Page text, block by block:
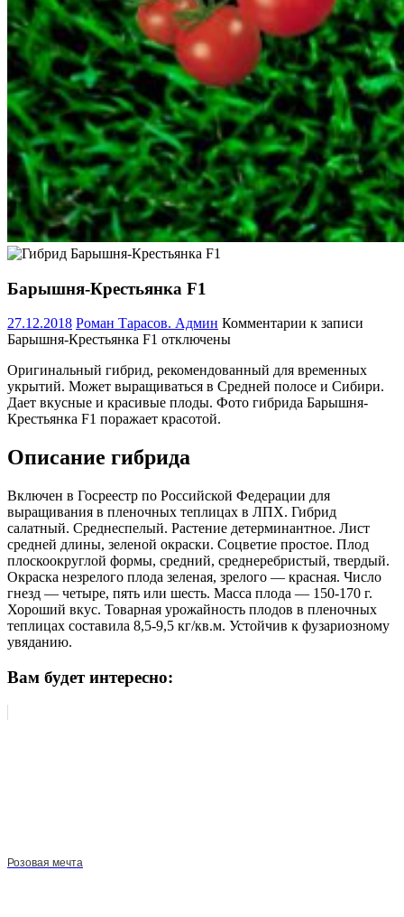
Барышня-Крестьянка F1
27.12.2018 Роман Тарасов. Админ Комментарии к записи
Барышня-Крестьянка F1 отключены
Оригинальный гибрид, рекомендованный для временных
укрытий. Может выращиваться в Средней полосе и Сибири.
Дает вкусные и красивые плоды. Фото гибрида Барышня-
Крестьянка F1 поражает красотой.
Описание гибрида
Включен в Госреестр по Российской Федерации для
выращивания в пленочных теплицах в ЛПХ. Гибрид
салатный. Среднеспелый. Растение детерминантное. Лист
средней длины, зеленой окраски. Соцветие простое. Плод
плоскоокруглой формы, средний, среднеребристый, твердый.
Окраска незрелого плода зеленая, зрелого — красная. Число
гнезд — четыре, пять или шесть. Масса плода — 150-170 г.
Хороший вкус. Товарная урожайность плодов в пленочных
теплицах составила 8,5-9,5 кг/кв.м. Устойчив к фузариозному
увяданию.
Вам будет интересно:
Розовая мечта